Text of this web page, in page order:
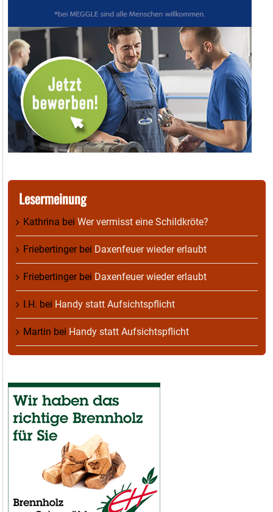
Lesermeinung
Kathrina bei Wer vermisst eine Schildkröte?
Friebertingerbei Daxenfeuer wieder erlaubt
Friebertingerbei Daxenfeuer wieder erlaubt
I.H. bei Handy statt Aufsichtspflicht
Martin bei Handy statt Aufsichtspflicht